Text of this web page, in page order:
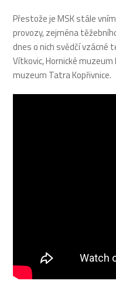
Přestože je MSK stále
provozy, zejména
dnes o nich svědčí vzácné
Vítkovic, Hornické muzeum
muzeum Tatra Kopřivnice.